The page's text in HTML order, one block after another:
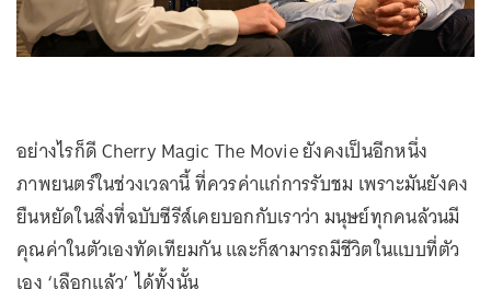
อย่างไรก็ดี Cherry Magic The Movie ยังคงเป็นอีกหนึ่ง
ภาพยนตร์ในช่วงเวลานี้ ที่ควรค่าแก่การรับชม เพราะมันยังคง
ยืนหยัดในสิ่งที่ฉบับซีรีส์เคยบอกกับเราว่า มนุษย์ทุกคนล้วนมี
คุณค่าในตัวเองทัดเทียมกัน และก็สามารถมีชีวิตในแบบที่ตัว
เอง ‘เลือกแล้ว’ ได้ทั้งนั้น